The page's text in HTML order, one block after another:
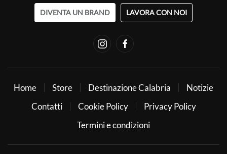
DIVENTA UN BRAND LAVORA CON NOI
Home Store Destinazione Calabria
Notizie
Contatti
Cookie Policy
Privacy Policy
Termini e condizioni